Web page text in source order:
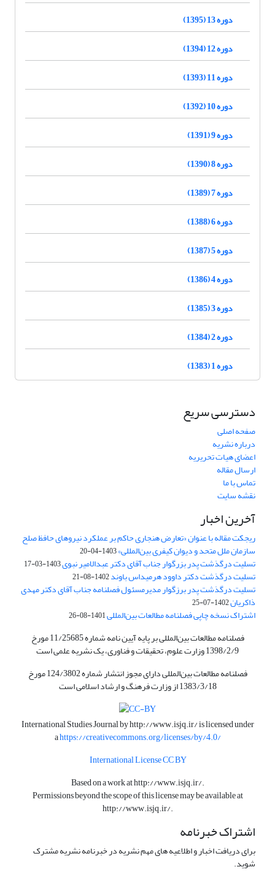
دوره 13 (1395)
دوره 12 (1394)
دوره 11 (1393)
دوره 10 (1392)
دوره 9 (1391)
دوره 8 (1390)
دوره 7 (1389)
دوره 6 (1388)
دوره 5 (1387)
دوره 4 (1386)
دوره 3 (1385)
دوره 2 (1384)
دوره 1 (1383)
دسترسی سریع
صفحه اصلی
درباره نشریه
اعضای هیات تحریریه
ارسال مقاله
تماس با ما
نقشه سایت
آخرین اخبار
ریجکت مقاله با عنوان «تعارض هنجاری حاکم بر عملکرد نیروهای حافظ صلح
سازمان ملل متحد و دیوان کیفری بین‌المللی»1403-04-20
تسلیت درگذشت پدر بزرگوار جناب آقای دکتر عبدالامیر نبوی1403-03-17
تسلیت درگذشت دکتر داوود هرمیداس باوند1402-08-21
تسلیت درگذشت پدر برزگوار مدیرمسئول فصلنامه جناب آقای دکتر مهدی
ذاکریان1402-07-25
اشتراک نسخه چاپی فصلنامه مطالعات بین‌المللی1401-08-26
فصلنامه مطالعات بین‌المللی بر پایه آیین نامه شماره 11/25685 مورخ
1398/2/9 وزارت علوم، تحقیقات و فناوری، یک نشریه علمی است
فصلنامه مطالعات بین‌المللی دارای مجوز انتشار شماره 124/3802 مورخ
1383/3/18 از وزارت فرهنگ و ارشاد اسلامی است
International Studies Journal byhttp://www.isjq.ir/is licensed under
ahttps://creativecommons.org/licenses/by/4.0/
International License CC BY
Based on a work athttp://www.isjq.ir/.
Permissions beyond the scope of this license may be available at
http://www.isjq.ir/.
اشتراک خبرنامه
برای دریافت اخبار و اطلاعیه های مهم نشریه در خبرنامه نشریه مشترک
شوید.